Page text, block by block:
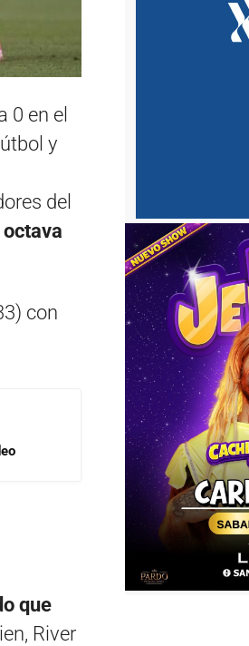
0 en el
y
del
con
que
River